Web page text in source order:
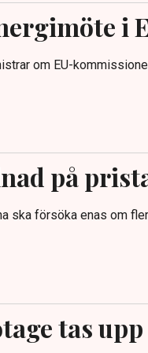
i
om EU-
på
ska försöka enas om
tas